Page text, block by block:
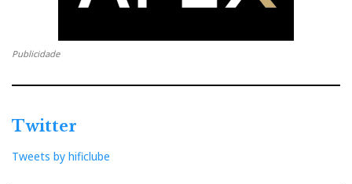
Publicidade
Twitter
Tweets by hificlube